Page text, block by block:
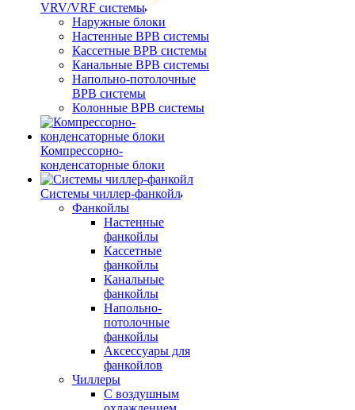
VRV/VRF системы
Наружные блоки
Настенные ВРВ системы
Кассетные ВРВ системы
Канальные ВРВ системы
Напольно-потолочные
ВРВ системы
Колонные ВРВ системы
Компрессорно-
конденсаторные блоки
Системы чиллер-фанкойл
Фанкойлы
Настенные
фанкойлы
Кассетные
фанкойлы
Канальные
фанкойлы
Напольно-
потолочные
фанкойлы
Аксессуары для
фанкойлов
Чиллеры
С воздушным